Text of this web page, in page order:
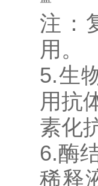
注：
用。
5.生
用抗
素化
6.酶
稀释